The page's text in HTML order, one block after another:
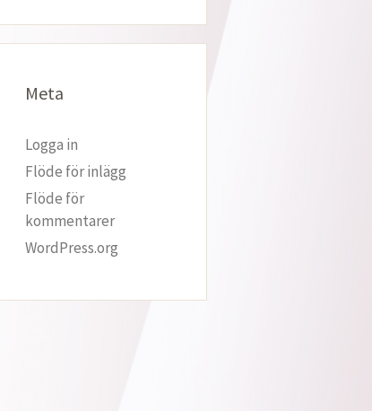
Meta
Logga in
Flöde för inlägg
Flöde för
kommentarer
WordPress.org